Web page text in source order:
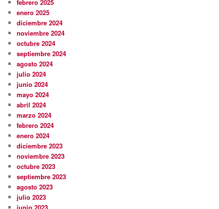
febrero 2025
enero 2025
diciembre 2024
noviembre 2024
octubre 2024
septiembre 2024
agosto 2024
julio 2024
junio 2024
mayo 2024
abril 2024
marzo 2024
febrero 2024
enero 2024
diciembre 2023
noviembre 2023
octubre 2023
septiembre 2023
agosto 2023
julio 2023